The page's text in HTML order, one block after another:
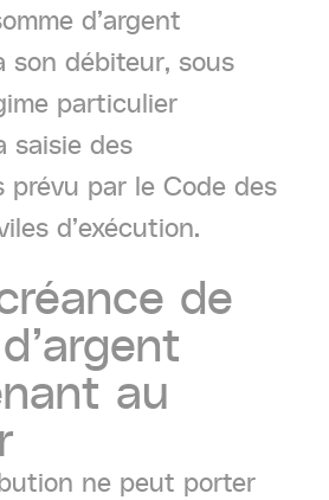
d’argent
son débiteur, sous
particulier
saisie des
prévu par le Code des
d’exécution.
de
d’argent
au
ne peut porter